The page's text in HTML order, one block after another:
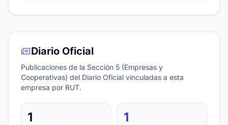
Diario Oficial
Publicaciones de la Sección 5 (Empresas y
Cooperativas) del Diario Oficial vinculadas a esta
empresa por RUT.
1 1